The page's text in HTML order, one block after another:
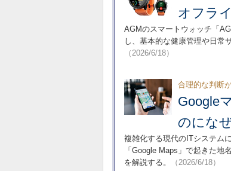
オフラ
AGMのスマートウォッチ「
し、基本的な健康管理や日常
（2026/6/18）
合理的な判断
Google
のにな
複雑化する現代のITシステム
「Google Maps」で起きた
を解説する。
（2026/6/18）